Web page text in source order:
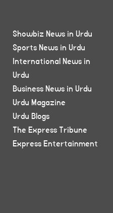
Showbiz News in Urdu
Sports News in Urdu
International News in
Urdu
Business News in Urdu
Urdu Magazine
Urdu Blogs
The Express Tribune
Express Entertainment